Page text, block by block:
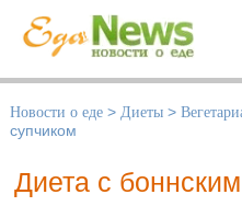
Новости о еде > Диеты >
супчиком
Диета с